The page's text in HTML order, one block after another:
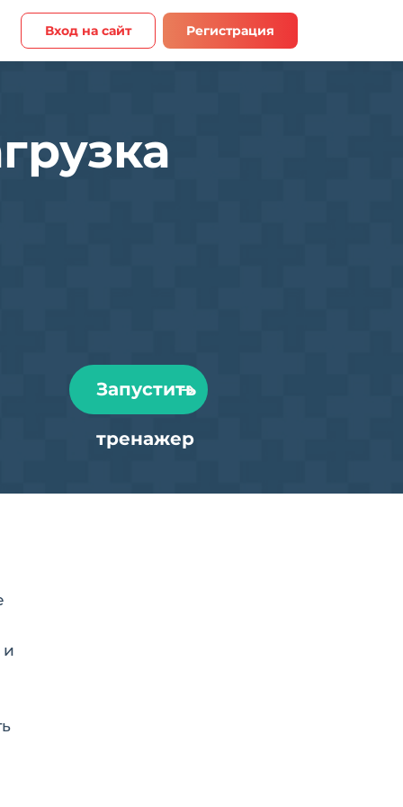
Вход на сайт Регистрация
Запустить
тренажер
и